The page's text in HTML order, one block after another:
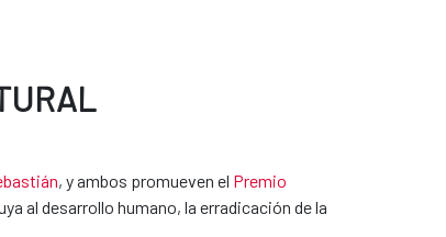
, y ambos promueven el Premio
al desarrollo humano, la erradicación de la